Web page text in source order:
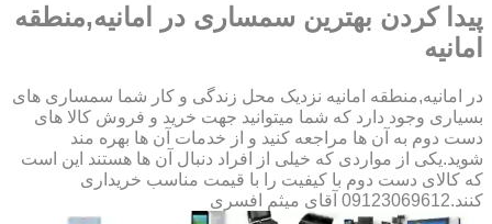
پیدا کردن بهترین سمساری در امانیه,منطقه
امانیه
در امانیه,منطقه امانیه نزدیک محل زندگی و کار شما سمساری های
بسیاری وجود دارد که شما میتوانید جهت خرید و فروش کالا های
دست دوم به آن ها مراجعه کنید و از خدمات آن ها بهره مند
شوید.یکی از مواردی که خیلی از افراد دنبال آن ها هستند این است
که کالای دست دوم با کیفیت را با قیمت مناسب خریداری
کنند.09123069612 آقای میثم افسری